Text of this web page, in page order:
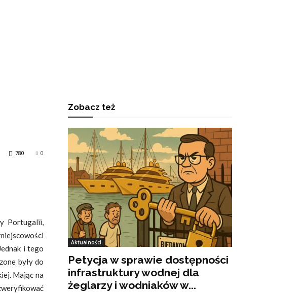
0
780
Portugalii,
i tego
były do
Mając na
Zobacz też
Aktualności
Petycja w sprawie dostępności
infrastruktury wodnej dla
żeglarzy i wodniaków w...